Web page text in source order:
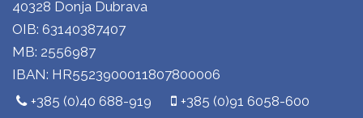
40328 Donja Dubrava
OIB: 63140387407
MB: 2556987
IBAN: HR5523900011807800006
+385 (0)40 688-919
+385 (0)91 6058-600